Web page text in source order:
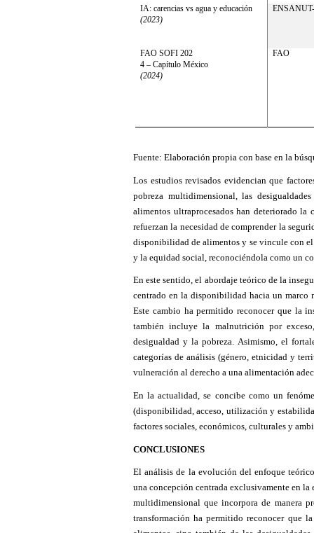
IA: carencias vs agua y educación
(2023)
FAO SOFI 202
4 – Capítulo México
(2024)
FAO
Fuente: Elaboración propia con base en la
Los estudios revisados evidencian que
pobreza multidimensional, las
alimentos ultraprocesados han deteriorado
refuerzan la necesidad de comprender la
disponibilidad de alimentos y se vincule con
y la equidad social, reconociéndola como un
En este sentido, el abordaje teórico de la
centrado en la disponibilidad hacia un
Este cambio ha permitido reconocer que la
también incluye la malnutrición por
desigualdad y la pobreza. Asimismo, el
categorías de análisis (género, etnicidad y
vulneración al derecho a una alimentación
En la actualidad, se concibe como un
(disponibilidad, acceso, utilización y
factores sociales, económicos, culturales y
CONCLUSIONES
El análisis de la evolución del enfoque
una concepción centrada exclusivamente en
multidimensional que incorpora de manera
transformación ha permitido reconocer que